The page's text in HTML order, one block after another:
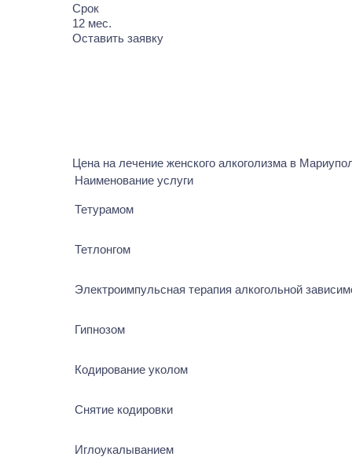
Срок
12 мес.
Оставить заявку
Цена на лечение женского алкоголизма в
Наименование услуги
Тетурамом
Тетлонгом
Электроимпульсная терапия алкогольной
Гипнозом
Кодирование уколом
Снятие кодировки
Иглоукалыванием